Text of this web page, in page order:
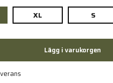
XL S
Lägg i varukorgen